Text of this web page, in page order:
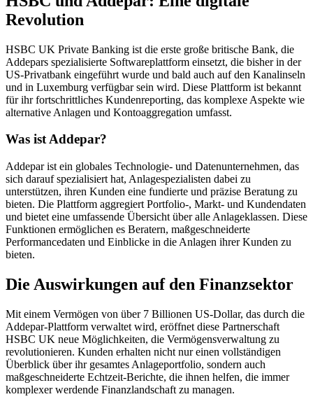
Revolution
HSBC UK Private Banking ist die erste große britische Bank, die
Addepars spezialisierte Softwareplattform einsetzt, die bisher in der
US-Privatbank eingeführt wurde und bald auch auf den Kanalinseln
und in Luxemburg verfügbar sein wird. Diese Plattform ist bekannt
für ihr fortschrittliches Kundenreporting, das komplexe Aspekte wie
alternative Anlagen und Kontoaggregation umfasst.
Was ist Addepar?
Addepar ist ein globales Technologie- und Datenunternehmen, das
sich darauf spezialisiert hat, Anlagespezialisten dabei zu
unterstützen, ihren Kunden eine fundierte und präzise Beratung zu
bieten. Die Plattform aggregiert Portfolio-, Markt- und Kundendaten
und bietet eine umfassende Übersicht über alle Anlageklassen. Diese
Funktionen ermöglichen es Beratern, maßgeschneiderte
Performancedaten und Einblicke in die Anlagen ihrer Kunden zu
bieten.
Die Auswirkungen auf den Finanzsektor
Mit einem Vermögen von über 7 Billionen US-Dollar, das durch die
Addepar-Plattform verwaltet wird, eröffnet diese Partnerschaft
HSBC UK neue Möglichkeiten, die Vermögensverwaltung zu
revolutionieren. Kunden erhalten nicht nur einen vollständigen
Überblick über ihr gesamtes Anlageportfolio, sondern auch
maßgeschneiderte Echtzeit-Berichte, die ihnen helfen, die immer
komplexer werdende Finanzlandschaft zu managen.